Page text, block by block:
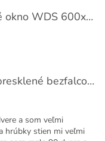
Jednokrídlové plastové okno WDS 600x1000
Dvere BERGAMO 50 presklené bezfalcové EXTRA
a som veľmi
hrúbky stien mi veľmi